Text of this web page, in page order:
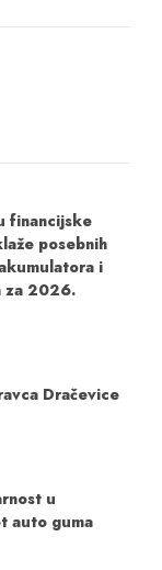
financijske
posebnih
i
za 2026.
Dračevice
u
auto guma